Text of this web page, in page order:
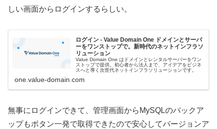
しい画面からログインするらしい。
ログイン - Value Domain One ドメインとサーバ
ーをワンストップで。新時代のネットインフラソ
リューション
Value Domain One はドメインとレンタルサーバーをワン
ストップで提供。初心者から法人まで、アイデアをビジネ
スへと導く次世代ネットインフラソリューションです。
one.value-domain.com
無事にログインできて、管理画面からMySQLのバックア
ップもボタン一発で取得できたので安心してバージョンア